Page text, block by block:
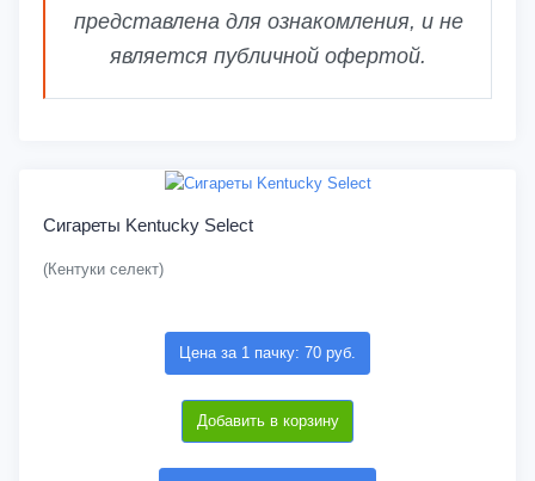
представлена для ознакомления, и не
является публичной офертой.
Сигареты Kentucky Select
(Кентуки селект)
Цена за 1 пачку: 70 руб.
Добавить в корзину